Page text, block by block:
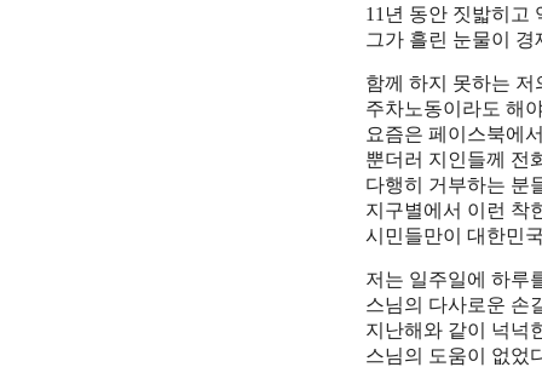
11년 동안 짓밟히고
그가 흘린 눈물이
함께 하지 못하는
주차노동이라도 해
요즘은 페이스북에
뿐더러 지인들께 전
다행히 거부하는 분
지구별에서 이런 착
시민들만이 대한민
저는 일주일에 하루
스님의 다사로운 손
지난해와 같이 넉넉
스님의 도움이 없었